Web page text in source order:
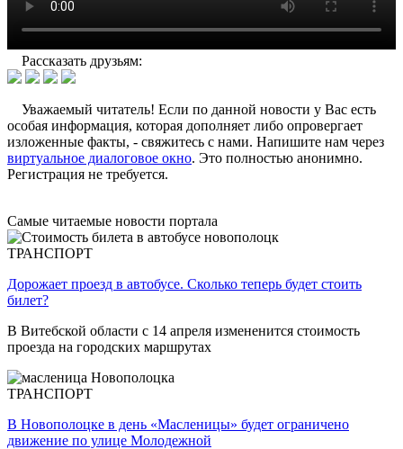
Рассказать друзьям:
Уважаемый читатель! Если по данной новости у Вас есть
особая информация, которая дополняет либо опровергает
изложенные факты, - свяжитесь с нами. Напишите нам через
виртуальное диалоговое окно. Это полностью анонимно.
Регистрация не требуется.
Самые читаемые новости портала
ТРАНСПОРТ
Дорожает проезд в автобусе. Сколько теперь будет стоить
билет?
В Витебской области с 14 апреля измененится стоимость
проезда на городских маршрутах
ТРАНСПОРТ
В Новополоцке в день «Масленицы» будет ограничено
движение по улице Молодежной